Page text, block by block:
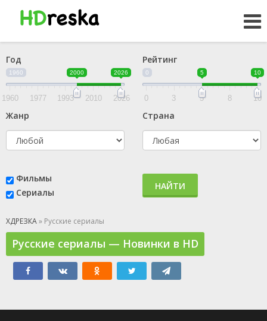
Год
1960 2000 2026
1960 1977 1993 2010 2026
Рейтинг
0 5 10
0 3 5 8 10
Жанр Страна
Фильмы
Сериалы
НАЙТИ
ХДРЕЗКА» Русские сериалы
Русские сериалы — Новинки в HD